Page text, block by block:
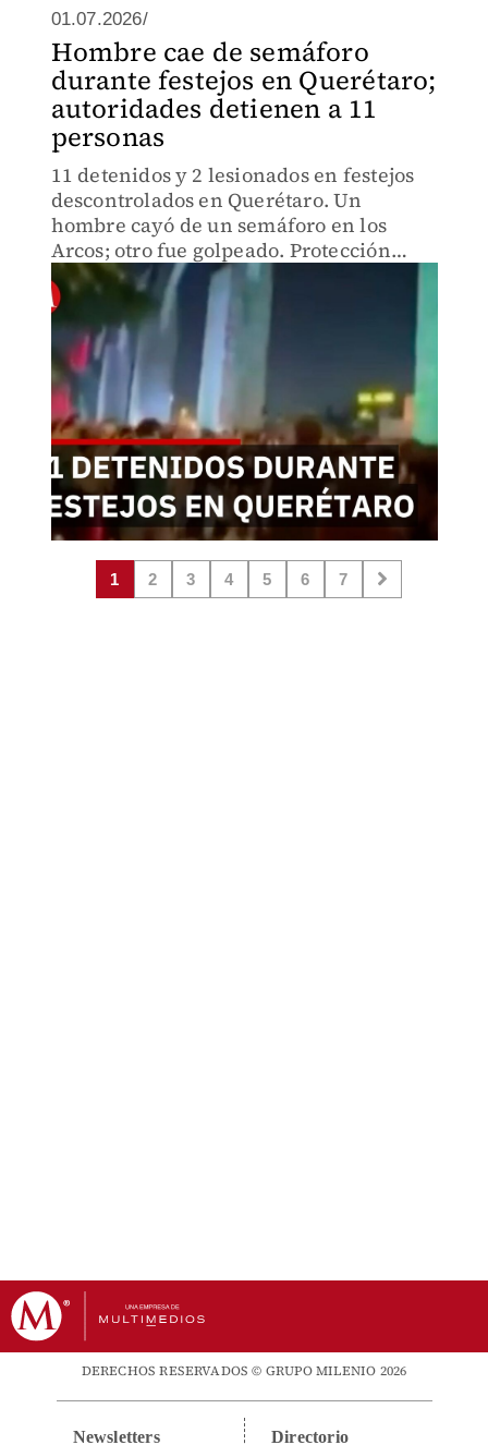
01.07.2026/
Hombre cae de semáforo
durante festejos en Querétaro;
autoridades detienen a 11
personas
11 detenidos y 2 lesionados en festejos
descontrolados en Querétaro. Un
hombre cayó de un semáforo en los
Arcos; otro fue golpeado. Protección
Civil registró 10 mil personas.
Autoridades advierten sobre riesgos en
próximos eventos deportivos.
1 2 3 4 5 6 7
DERECHOS RESERVADOS © GRUPO MILENIO 2026
Newsletters Directorio